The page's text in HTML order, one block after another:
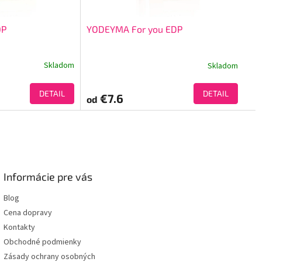
Skladom
DETAIL
YODEYMA For you EDP
Skladom
od €7.6 DETAIL
Informácie pre vás
Blog
Cena dopravy
Kontakty
Obchodné podmienky
Zásady ochrany osobných